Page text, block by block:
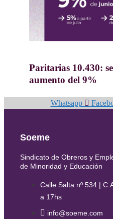
Paritarias 10.430:
aumento del 9%
Whatsapp
Soeme
Sindicato de Obreros y
de Minoridad y Educación
Calle Salta nº 534 |
a 17hs
info@soeme.com